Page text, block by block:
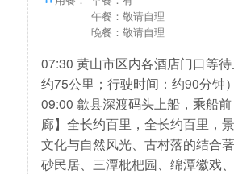
午餐：敬请自理
晚餐：敬请自理
07:30 黄山市区内各酒店门口等待
约75公里；行驶时间：约90分钟
09:00 歙县深渡码头上船，乘船
廊】全长约百里，全长约百里，
文化与自然风光、古村落的结合
砂民居、三潭枇杷园、绵潭徽戏